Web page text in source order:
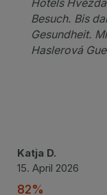
Hotels
Besuch. Bis
Gesundheit.
Haslerová
Katja D.
15. April 2026
82%